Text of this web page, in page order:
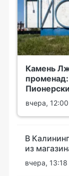
Камень
вчера, 12:00
В
из
вчера, 13:18